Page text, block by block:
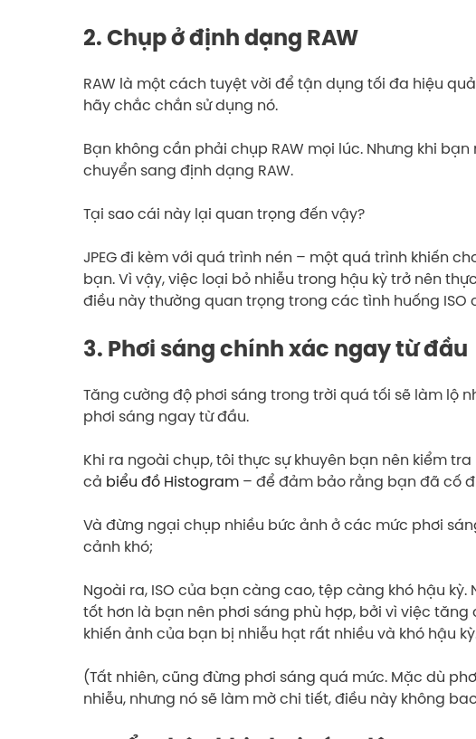
2. Chụp ở định dạng RAW
RAW là một cách tuyệt vời để tận dụng tối đa hiệu
hãy chắc chắn sử dụng nó.
Bạn không cần phải chụp RAW mọi lúc. Nhưng khi
chuyển sang định dạng RAW.
Tại sao cái này lại quan trọng đến vậy?
JPEG đi kèm với quá trình nén – một quá trình khiến
bạn. Vì vậy, việc loại bỏ nhiễu trong hậu kỳ trở nên
điều này thường quan trọng trong các tình huống ISO
3. Phơi sáng chính xác ngay từ đầu
Tăng cường độ phơi sáng trong trời quá tối sẽ làm lộ
phơi sáng ngay từ đầu.
Khi ra ngoài chụp, tôi thực sự khuyên bạn nên kiểm
cả biểu đồ Histogram – để đảm bảo rằng bạn đã cố
Và đừng ngại chụp nhiều bức ảnh ở các mức phơi
cảnh khó;
Ngoài ra, ISO của bạn càng cao, tệp càng khó hậu
tốt hơn là bạn nên phơi sáng phù hợp, bởi vì việc
khiến ảnh của bạn bị nhiễu hạt rất nhiều và khó hậu
(Tất nhiên, cũng đừng phơi sáng quá mức. Mặc dù
nhiễu, nhưng nó sẽ làm mờ chi tiết, điều này không